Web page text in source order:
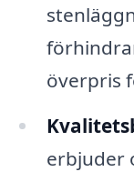
överpris
erbjuder